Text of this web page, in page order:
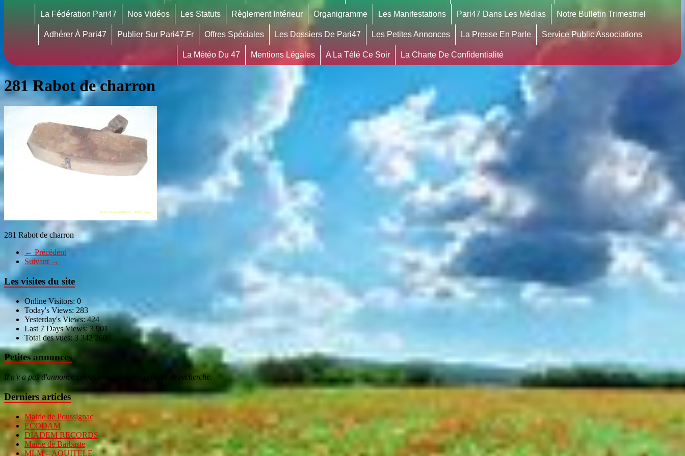
La Fédération Pari47 Nos Vidéos Les Statuts Règlement Intérieur Organigramme Les Manifestations Pari47 Dans Les Médias Notre Bulletin Trimestriel
Adhérer À Pari47 Publier Sur Pari47.fr Offres Spéciales Les Dossiers De Pari47 Les Petites Annonces La Presse En Parle Service Public Associations
La Météo Du 47 Mentions Légales A La Télé Ce Soir La Charte De Confidentialité
281 Rabot de charron
281 Rabot de charron
← Précédent
Suivant →
Les visites du site
Online Visitors: 0
Today's Views: 283
Yesterday's Views:424
Last 7 Days Views: 3 901
Total des vues:3 342 260
Petites annonces
Il n'y a pas d'annonce correspondant à vos critères de recherche.
Derniers articles
Mairie de Poussignac
ECODAM
DIADEM RECORDS
Mairie de Barbaste
MLM – AQUITELE